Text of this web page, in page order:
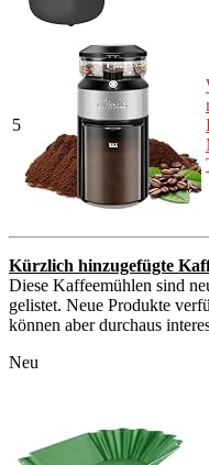
5
Kürzlich hinzugefügte
Diese Kaffeemühlen sind
gelistet. Neue Produkte
können aber durchaus
Neu